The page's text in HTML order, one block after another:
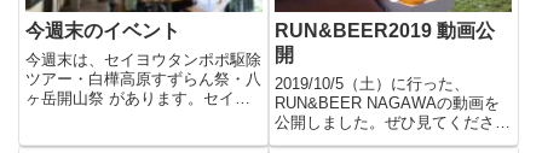
今週末のイベント
今週末は、セイヨウタンポポ駆除
ツアー・白樺高原すずらん祭・八
ヶ岳開山祭 があります。セイヨ
RUN&BEER2019 動画公
開
2019/10/5（土）に行った、
RUN&BEER NAGAWAの動画を
公開しました。ぜひ見てくださ
い！みんな楽しそうで...